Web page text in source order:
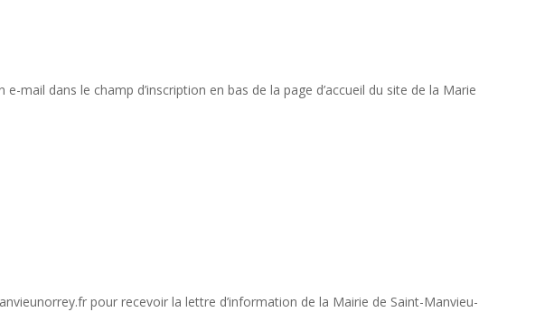
dans le champ d’inscription en bas de la page d’accueil du site de la Marie
pour recevoir la lettre d’information de la Mairie de Saint-Manvieu-